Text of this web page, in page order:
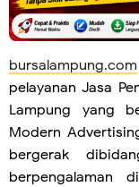
bursalampung.com
pelayanan Jasa
Lampung yang
Modern
bergerak
berpengalaman